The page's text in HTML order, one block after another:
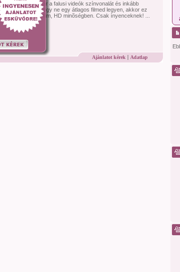
Ha unod már a falusi videók színvonalát és inkább
kicsivel többet, hogy ne egy átlagos filmed legyen, akkor ez
Esküvõi videó & film, HD minõségben. Csak ínyenceknek! ...
Ajánlatot kérek | Adatlap